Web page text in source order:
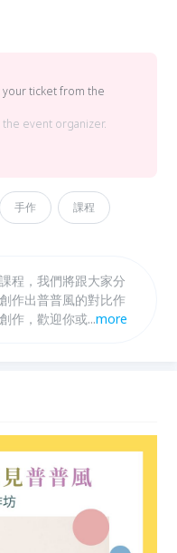
ticket from the
event organizer.
手作 課程
程，我們將跟大家分
作出普普風的對比作
作，歡迎你或父母親
...more